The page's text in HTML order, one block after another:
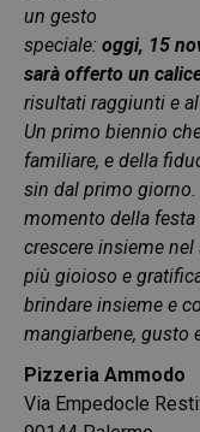
un gesto
speciale: oggi, 15
sarà offerto un
risultati raggiunti e
Un primo biennio
familiare, e della
sin dal primo
momento della
crescere insieme nel
più gioioso e
brindare insieme e
mangiarbene, gusto
Pizzeria Ammodo
Via Empedocle